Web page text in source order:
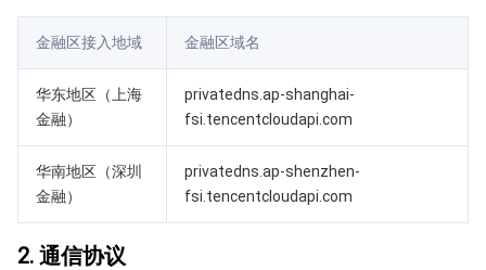
智能导诊
智能预问诊
SDK
智能顾问
标签
云市场
云原生构建
腾讯云代码助手
Low Code
云开发 CloudBase
监控与运维
腾讯云可观测平台
API 与工具
金融区接入地域 金融区域名
华东地区（上海
金融）
privatedns.ap-shanghai-
fsi.tencentcloudapi.com
华南地区（深圳
金融）
privatedns.ap-shenzhen-
fsi.tencentcloudapi.com
2. 通信协议